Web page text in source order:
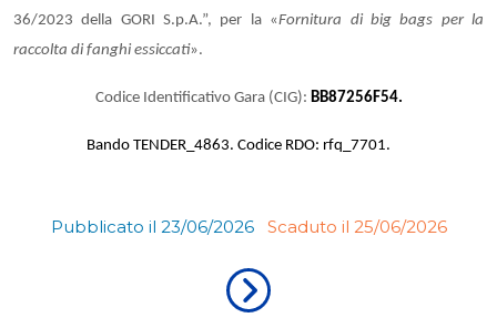
36/2023 della GORI S.p.A.”, per la «Fornitura di big bags per la
raccolta di fanghi essiccati».
Codice Identificativo Gara (CIG): BB87256F54.
Bando TENDER_4863. Codice RDO: rfq_7701.
Pubblicato il 23/06/2026 Scaduto il 25/06/2026